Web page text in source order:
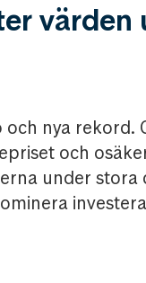
värden
nya rekord.
och
under stora